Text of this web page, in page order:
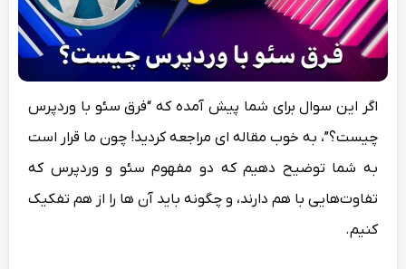
اگر این سوال برای شما پیش آمده که “فرق سئو با وردپرس
چیست؟”، به خوب مقاله ای مراجعه کردید! چون ما قرار است
به شما توضیح دهیم که دو مفهوم سئو و وردپرس که
تفاوت‌هایی با هم دارند، و چگونه باید آن ها را از هم تفکیک
کنیم.